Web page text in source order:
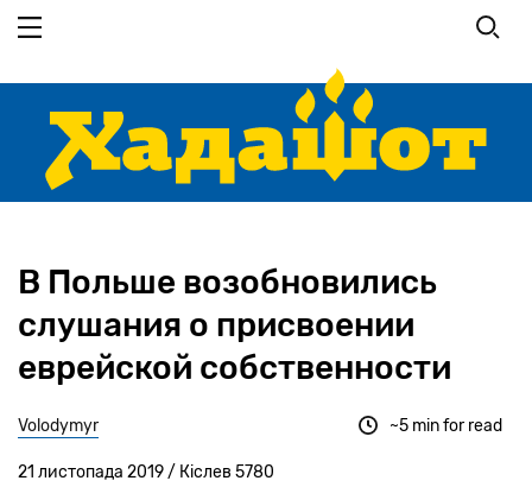
основного
В Польше возобновились
слушания о присвоении
еврейской собственности
Volodymyr
21 листопада 2019 / Кіслев 5780
~5 min for read